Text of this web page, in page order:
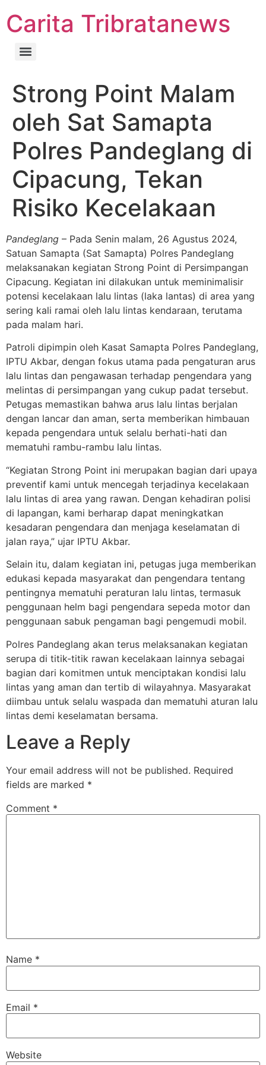
Carita Tribratanews
Strong Point Malam
oleh Sat Samapta
Polres Pandeglang di
Cipacung, Tekan
Risiko Kecelakaan
Pandeglang – Pada Senin malam, 26 Agustus 2024,
Satuan Samapta (Sat Samapta) Polres Pandeglang
melaksanakan kegiatan Strong Point di Persimpangan
Cipacung. Kegiatan ini dilakukan untuk meminimalisir
potensi kecelakaan lalu lintas (laka lantas) di area yang
sering kali ramai oleh lalu lintas kendaraan, terutama
pada malam hari.
Patroli dipimpin oleh Kasat Samapta Polres Pandeglang,
IPTU Akbar, dengan fokus utama pada pengaturan arus
lalu lintas dan pengawasan terhadap pengendara yang
melintas di persimpangan yang cukup padat tersebut.
Petugas memastikan bahwa arus lalu lintas berjalan
dengan lancar dan aman, serta memberikan himbauan
kepada pengendara untuk selalu berhati-hati dan
mematuhi rambu-rambu lalu lintas.
“Kegiatan Strong Point ini merupakan bagian dari upaya
preventif kami untuk mencegah terjadinya kecelakaan
lalu lintas di area yang rawan. Dengan kehadiran polisi
di lapangan, kami berharap dapat meningkatkan
kesadaran pengendara dan menjaga keselamatan di
jalan raya,” ujar IPTU Akbar.
Selain itu, dalam kegiatan ini, petugas juga memberikan
edukasi kepada masyarakat dan pengendara tentang
pentingnya mematuhi peraturan lalu lintas, termasuk
penggunaan helm bagi pengendara sepeda motor dan
penggunaan sabuk pengaman bagi pengemudi mobil.
Polres Pandeglang akan terus melaksanakan kegiatan
serupa di titik-titik rawan kecelakaan lainnya sebagai
bagian dari komitmen untuk menciptakan kondisi lalu
lintas yang aman dan tertib di wilayahnya. Masyarakat
diimbau untuk selalu waspada dan mematuhi aturan lalu
lintas demi keselamatan bersama.
Leave a Reply
Your email address will not be published. Required
fields are marked *
Comment *
Name *
Email *
Website